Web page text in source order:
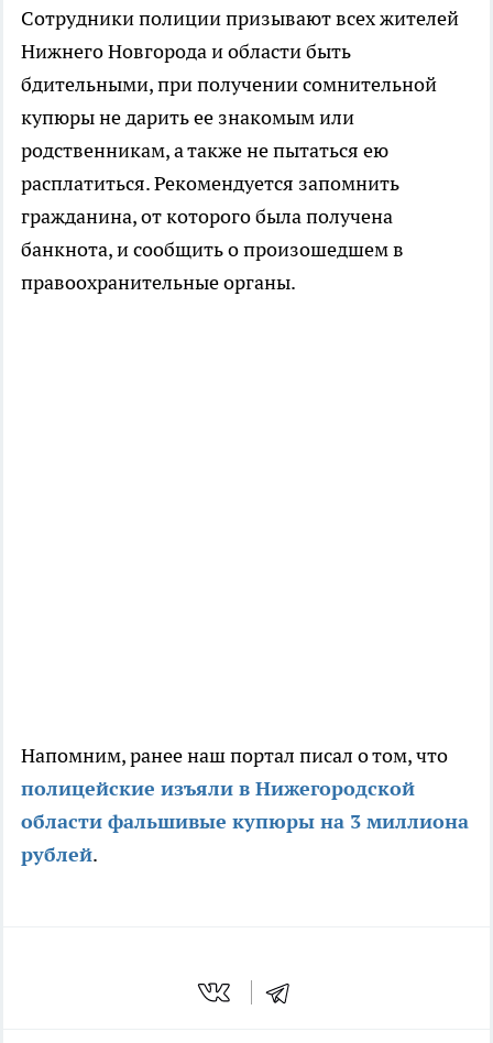
Сотрудники полиции призывают всех жителей
Нижнего Новгорода и области быть
бдительными, при получении сомнительной
купюры не дарить ее знакомым или
родственникам, а также не пытаться ею
расплатиться. Рекомендуется запомнить
гражданина, от которого была получена
банкнота, и сообщить о произошедшем в
правоохранительные органы.
Напомним, ранее наш портал писал о том, что
полицейские изъяли в Нижегородской
области фальшивые купюры на 3 миллиона
рублей.